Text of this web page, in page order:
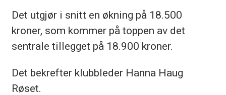
Det utgjør i snitt en økning på 18.500
kroner, som kommer på toppen av det
sentrale tillegget på 18.900 kroner.
Det bekrefter klubbleder Hanna Haug
Røset.